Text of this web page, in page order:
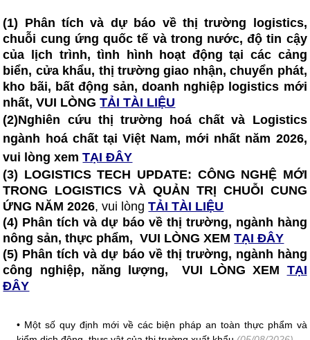
(1) Phân tích và dự báo về thị trường logistics,
chuỗi cung ứng quốc tế và trong nước, độ tin cậy
của lịch trình, tình hình hoạt động tại các cảng
biển, cửa khẩu, thị trường giao nhận, chuyển phát,
kho bãi, bất động sản, doanh nghiệp logistics mới
nhất, VUI LÒNGTẢI TÀI LIỆU
(2)Nghiên cứu thị trường hoá chất và Logistics
ngành hoá chất tại Việt Nam, mới nhất năm 2026,
vui lòng xemTẠI ĐÂY
(3) LOGISTICS TECH UPDATE: CÔNG NGHỆ MỚI
TRONG LOGISTICS VÀ QUẢN TRỊ CHUỖI CUNG
ỨNG NĂM 2026, vui lòngTẢI TÀI LIỆU
(4) Phân tích và dự báo về thị trường, ngành hàng
nông sản, thực phẩm, VUI LÒNG XEMTẠI ĐÂY
(5) Phân tích và dự báo về thị trường, ngành hàng
công nghiệp, năng lượng, VUI LÒNG XEM TẠI
ĐÂY
• Một số quy định mới về các biện pháp an toàn thực phẩm và